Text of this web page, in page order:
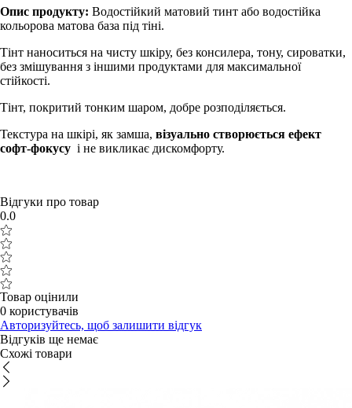
Опис продукту: Водостійкий матовий тинт або водостійка
кольорова матова база під тіні.
Тінт наноситься на чисту шкіру, без консилера, тону, сироватки,
без змішування з іншими продуктами для максимальної
стійкості.
Тінт, покритий тонким шаром, добре розподіляється.
Текстура на шкірі, як замша, візуально створюється ефект
софт-фокусу і не викликає дискомфорту.
Відгуки про товар
0.0
Товар оцінили
0 користувачів
Авторизуйтесь, щоб залишити відгук
Відгуків ще немає
Схожі товари